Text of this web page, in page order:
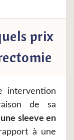
prix
intervention
de sa
sleeve en
à une